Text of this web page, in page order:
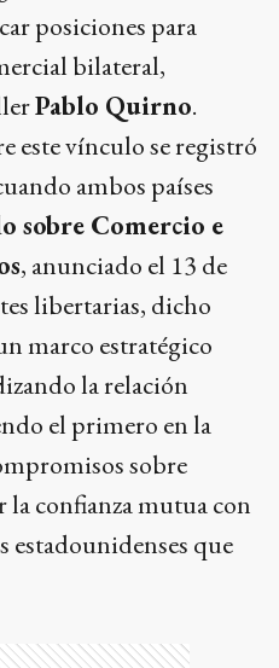
posiciones para
bilateral,
Pablo Quirno.
este vínculo se registró
ambos países
sobre Comercio e
, anunciado el 13 de
libertarias, dicho
marco estratégico
la relación
el primero en la
sobre
la confianza mutua con
estadounidenses que